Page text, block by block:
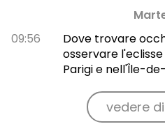
09:56
Dove trovare
osservare
Parigi e nell'Île-
vedere